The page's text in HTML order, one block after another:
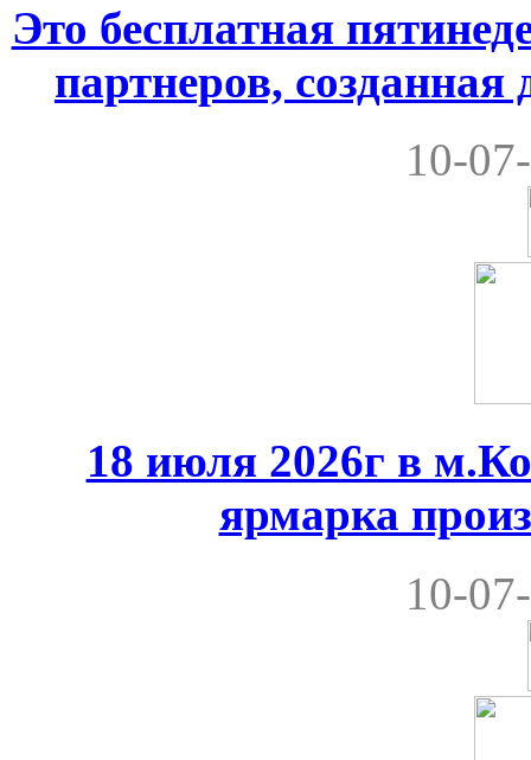
Это бесплатная
партнеров,
10-
18 июля 2026г в
ярмарка
10-